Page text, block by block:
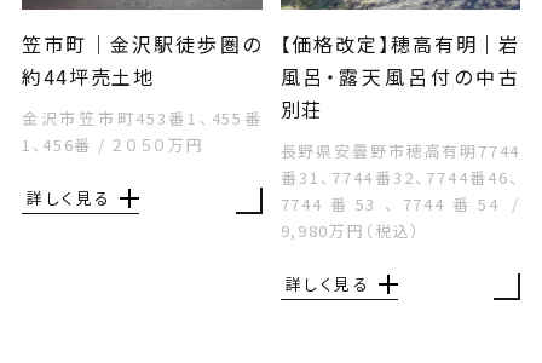
笠市町｜金沢駅徒歩圏の
約44坪売土地
金沢市笠市町453番1、455番
1、456番 / ２０５０万円
詳しく見る
【価格改定】穂高有明｜岩
風呂・露天風呂付の中古
別荘
長野県安曇野市穂高有明7744
番31、7744番32、7744番46、
7744番53、7744番54 /
9,980万円（税込）
詳しく見る